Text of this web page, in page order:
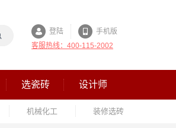
登陆
手机版
客服热线：400-115-2002
选瓷砖 设计师
机械化工 装修选砖